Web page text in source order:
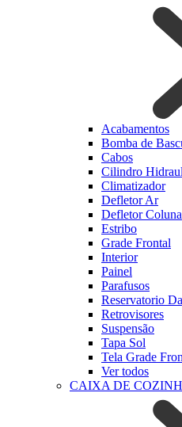
Acabamentos
Bomba de
Cabos
Cilindro
Climatizador
Defletor Ar
Defletor Coluna
Estribo
Grade Frontal
Interior
Painel
Parafusos
Reservatorio
Retrovisores
Suspensão
Tapa Sol
Tela Grade
Ver todos
CAIXA DE